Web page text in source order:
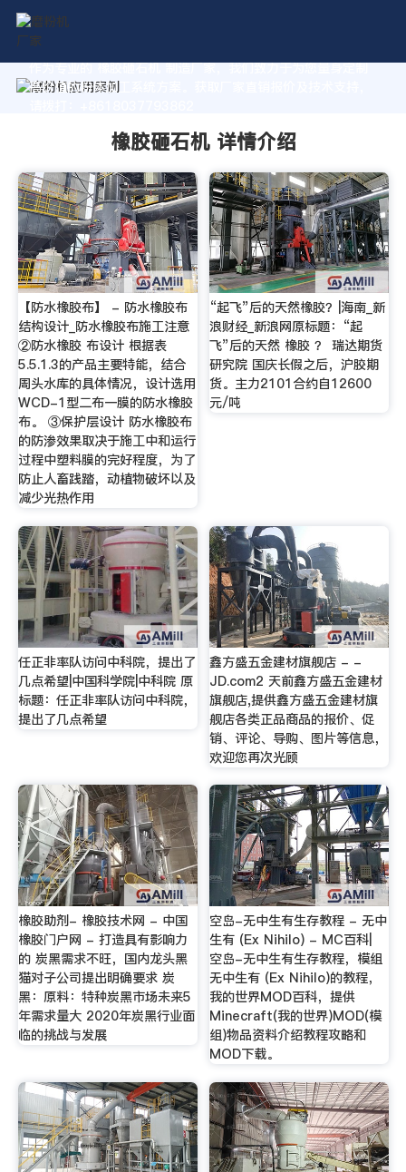
作为专业的 橡胶砸石机 制造厂家，我们致力于为您量身定制
高价值的粉体加工系统方案。获取厂家直销报价及技术支持，
橡胶砸石机 详情介绍
【防水橡胶布】 - 防水橡胶布
结构设计_防水橡胶布施工注意
②防水橡胶 布设计 根据表
5.5.1.3的产品主要特能，结合
周头水库的具体情况，设计选用
WCD-1型二布一膜的防水橡胶
布。 ③保护层设计 防水橡胶布
的防渗效果取决于施工中和运行
过程中塑料膜的完好程度，为了
防止人畜践踏，动植物破坏以及
减少光热作用
“起飞”后的天然橡胶？|海南_新
浪财经_新浪网原标题：“起
飞”后的天然 橡胶 ？ 瑞达期货
研究院 国庆长假之后，沪胶期
货。主力2101合约自12600
元/吨
任正非率队访问中科院，提出了
几点希望|中国科学院|中科院 原
标题：任正非率队访问中科院，
提出了几点希望
鑫方盛五金建材旗舰店 - -
JD.com2 天前鑫方盛五金建材
旗舰店,提供鑫方盛五金建材旗
舰店各类正品商品的报价、促
销、评论、导购、图片等信息，
欢迎您再次光顾
橡胶助剂- 橡胶技术网 - 中国
橡胶门户网 - 打造具有影响力
的 炭黑需求不旺，国内龙头黑
猫对子公司提出明确要求 炭
黑：原料：特种炭黑市场未来5
年需求量大 2020年炭黑行业面
临的挑战与发展
空岛-无中生有生存教程 - 无中
生有 (Ex Nihilo) - MC百科|
空岛-无中生有生存教程，模组
无中生有 (Ex Nihilo)的教程，
我的世界MOD百科，提供
Minecraft(我的世界)MOD(模
组)物品资料介绍教程攻略和
MOD下载。